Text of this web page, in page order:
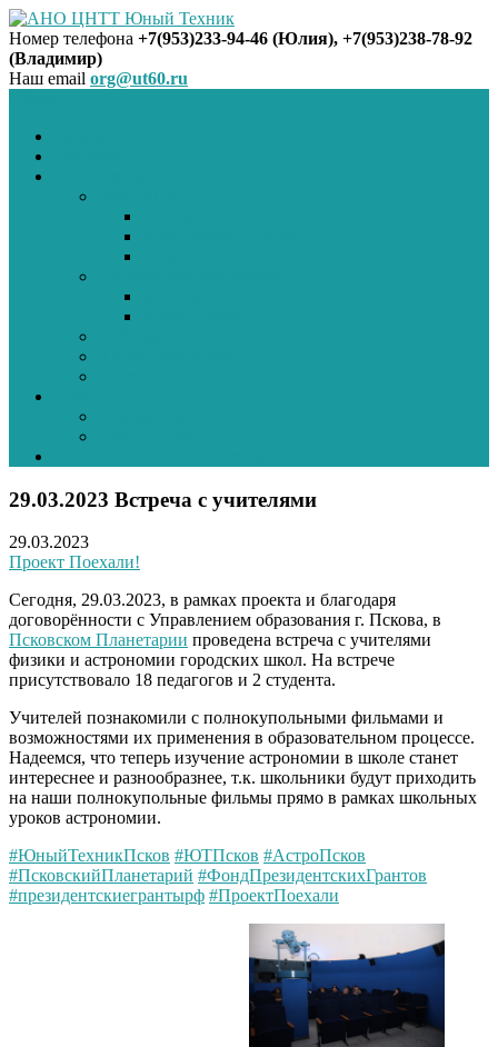
АНО ЦНТТ Юный Техник
Номер телефона +7(953)233-94-46 (Юлия), +7(953)238-78-92
(Владимир)
Наш email org@ut60.ru
29.03.2023 Встреча с учителями
29.03.2023
Проект Поехали!
Сегодня, 29.03.2023, в рамках проекта и благодаря
договорённости с Управлением образования г. Пскова, в
Псковском Планетарии проведена встреча с учителями
физики и астрономии городских школ. На встрече
присутствовало 18 педагогов и 2 студента.
Учителей познакомили с полнокупольными фильмами и
возможностями их применения в образовательном процессе.
Надеемся, что теперь изучение астрономии в школе станет
интереснее и разнообразнее, т.к. школьники будут приходить
на наши полнокупольные фильмы прямо в рамках школьных
уроков астрономии.
#ЮныйТехникПсков #ЮТПсков #АстроПсков
#ПсковскийПланетарий #ФондПрезидентскихГрантов
#президентскиегрантырф #ПроектПоехали